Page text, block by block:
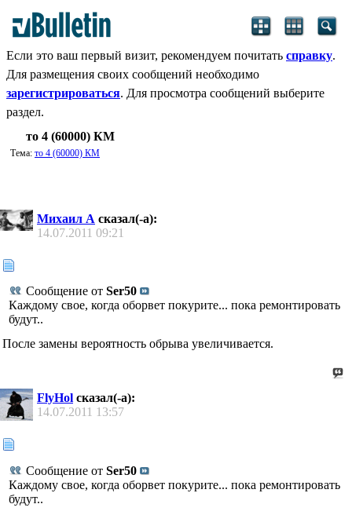
Если это ваш первый визит, рекомендуем почитать справку.
Для размещения своих сообщений необходимо
зарегистрироваться. Для просмотра сообщений выберите
раздел.
то 4 (60000) КМ
Тема: то 4 (60000) КМ
Михаил А сказал(-а):
14.07.2011 09:21
Сообщение от Ser50
Каждому свое, когда оборвет покурите... пока ремонтировать
будут..
После замены вероятность обрыва увеличивается.
FlyHol сказал(-а):
14.07.2011 13:57
Сообщение от Ser50
Каждому свое, когда оборвет покурите... пока ремонтировать
будут..